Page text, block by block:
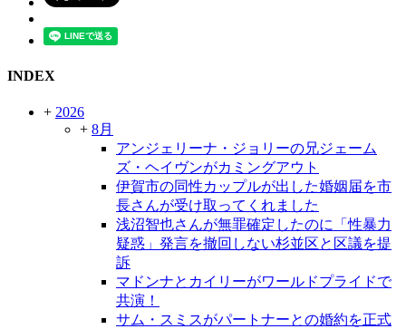
INDEX
+ 2026
+ 8月
アンジェリーナ・ジョリーの兄ジェーム
ズ・ヘイヴンがカミングアウト
伊賀市の同性カップルが出した婚姻届を市
長さんが受け取ってくれました
浅沼智也さんが無罪確定したのに「性暴力
疑惑」発言を撤回しない杉並区と区議を提
訴
マドンナとカイリーがワールドプライドで
共演！
サム・スミスがパートナーとの婚約を正式